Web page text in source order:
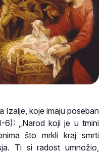
Izaije, koje imaju poseban
„Narod koji je u tmini
što mrkli kraj smrti
Ti si radost umnožio,